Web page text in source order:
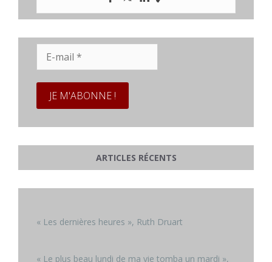
mail
ARTICLES RÉCENTS
« Les dernières heures », Ruth Druart
« Le plus beau lundi de ma vie tomba un mardi »,